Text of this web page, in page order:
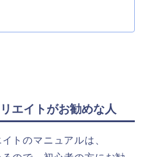
エイトがお勧めな人
トのマニュアルは、